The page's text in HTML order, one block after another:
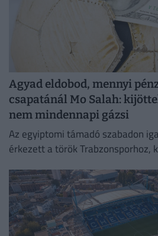
Agyad eldobod, mennyi
csapatánál Mo Salah:
nem mindennapi gázsi
Az egyiptomi támadó szabadon
érkezett a török Trabzonsporhoz,